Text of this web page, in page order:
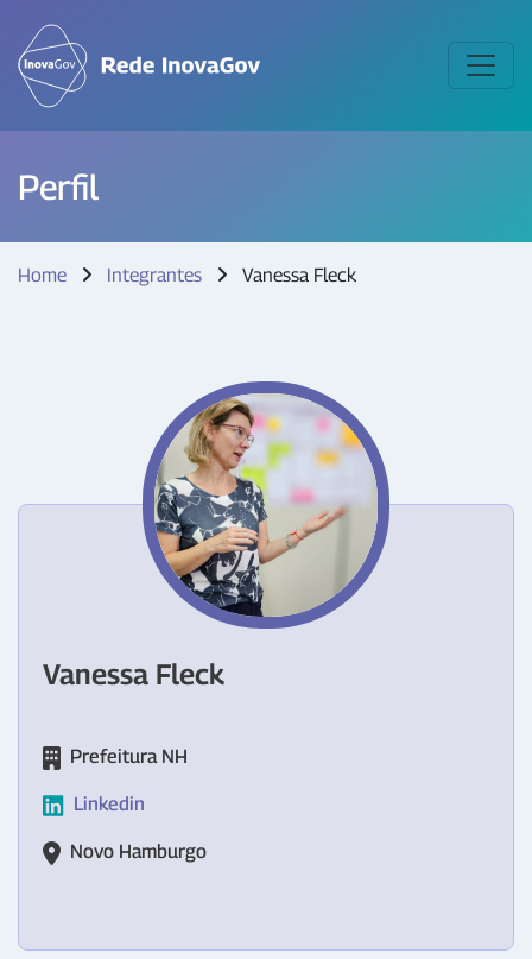
Perfil
Home Integrantes Vanessa Fleck
Vanessa Fleck
Prefeitura NH
Linkedin
Novo Hamburgo